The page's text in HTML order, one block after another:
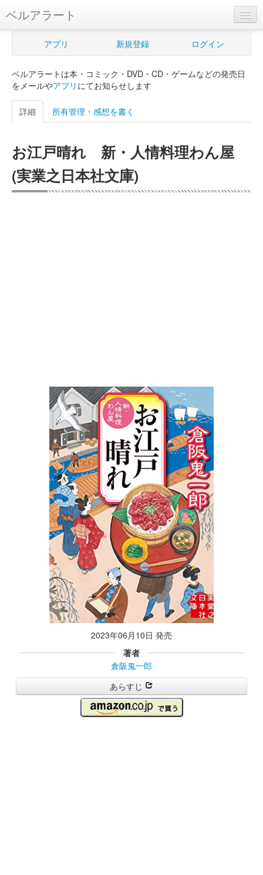
ベルアラート
ベルアラートとは
新規登録
ログイン
購入管理
Myシェルフ
アプリ 新規登録 ログイン
ベルアラートは本・コミック・DVD・CD・ゲームなどの発売日
をメールやアプリ にてお知らせします
詳細 所有管理・感想を書く
お江戸晴れ 新・人情料理わん屋
(実業之日本社文庫)
2023年06月10日 発売
著者
倉阪鬼一郎
あらすじ